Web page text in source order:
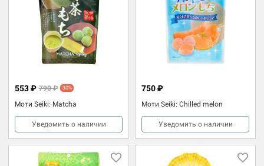
Моти Seiki: Matcha
553 ₽ 790 ₽ -30%
Уведомить о наличии
Моти Seiki: Chilled melon
750 ₽
Уведомить о наличии